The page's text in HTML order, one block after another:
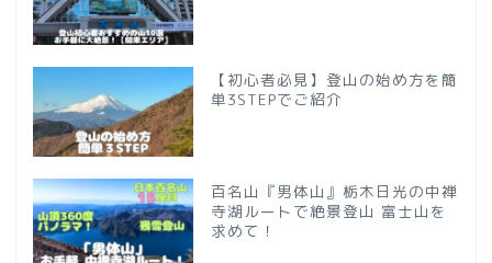
【初心者必見】登山の始め方を簡
単3STEPでご紹介
百名山『男体山』栃木日光の中禅
寺湖ルートで絶景登山 富士山を
求めて！